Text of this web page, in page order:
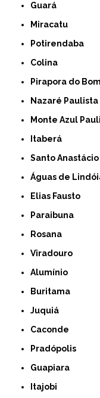
Guará
Miracatu
Potirendaba
Colina
Pirapora do
Nazaré Paulista
Monte Azul
Itaberá
Santo Anastácio
Águas de
Elias Fausto
Paraibuna
Rosana
Viradouro
Alumínio
Buritama
Juquiá
Caconde
Pradópolis
Guapiara
Itajobi